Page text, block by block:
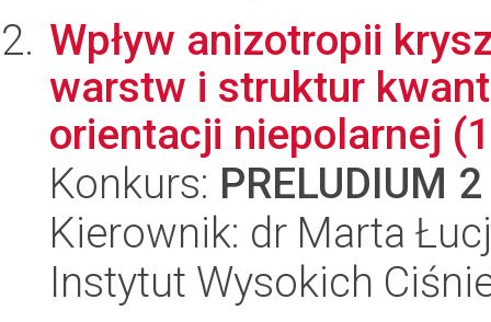
Wpływ anizotropii
warstw i struktur
orientacji niepolarnej
Konkurs: PRELUDIUM 2
Kierownik: dr Marta
Instytut Wysokich